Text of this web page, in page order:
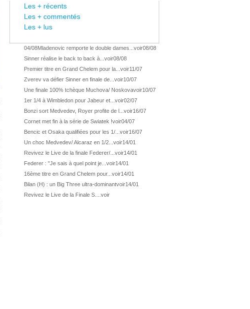
WTA Wash. Eala renverse Pegula en finale
ATP Wash.
ATP Wash. Une finale Fritz/ Jodar
ATP Los Cabos Géa remporte le titre !
ATP Wash. De Minaur éliminé en 1/4
ATP Los Cabos Géa en finale !
ATP Los Cabos 1ère 1/2 finale pour Géa
ATP Wash. Pas de 1/4 pour Humbert et Atmane
WTA Washington Déjà fini pour Fernandez
ATP Washington De Minaur domine Tsitsipas
ATP Washington Fritz et Musetti en 1/8èmes
Les + récents
Les + commentés
Les + lus
04/08Mladenovic remporte le double dames... voir08/08
Sinner réalise le back to back à... voir08/08
Premier titre en Grand Chelem pour la... voir11/07
Zverev va défier Sinner en finale de... voir10/07
Une finale 100% tchèque Muchova/ Noskovavoir10/07
1er 1/4 à Wimbledon pour Jabeur et... voir02/07
Bonzi sort Medvedev, Royer profite de l... voir16/07
Cornet met fin à la série de Swiatek !voir04/07
Bencic et Osaka qualifiées pour les 1/... voir16/07
Un choc Medvedev/ Alcaraz en 1/2... voir14/01
Revivez le Live de la finale Federer/... voir14/01
Federer : "Je sais à quel point je... voir14/01
16ème titre en Grand Chelem pour... voir14/01
Bilan (H) : un Big Three ultra-dominantvoir14/01
Revivez le Live de la Finale S.... voir